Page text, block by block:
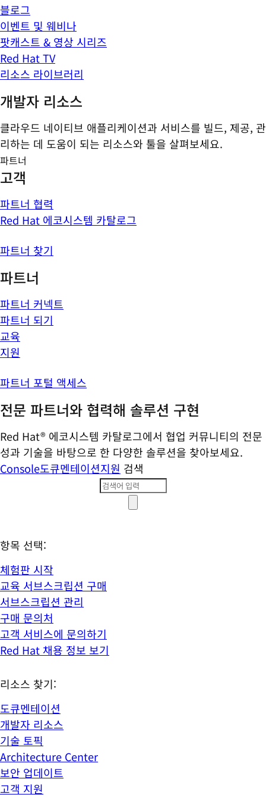
블로그
이벤트 및 웨비나
팟캐스트 & 영상 시리즈
Red Hat TV
리소스 라이브러리
개발자 리소스
클라우드 네이티브 애플리케이션과 서비스를 빌드, 제공, 관
리하는 데 도움이 되는 리소스와 툴을 살펴보세요.
파트너
고객
파트너 협력
Red Hat 에코시스템 카탈로그
파트너 찾기
파트너
파트너 커넥트
파트너 되기
교육
지원
파트너 포털 액세스
전문 파트너와 협력해 솔루션 구현
Red Hat® 에코시스템 카탈로그에서 협업 커뮤니티의 전문
성과 기술을 바탕으로 한 다양한 솔루션을 찾아보세요.
Console도큐멘테이션지원 검색
항목 선택:
체험판 시작
교육 서브스크립션 구매
서브스크립션 관리
구매 문의처
고객 서비스에 문의하기
Red Hat 채용 정보 보기
리소스 찾기:
도큐멘테이션
개발자 리소스
기술 토픽
Architecture Center
보안 업데이트
고객 지원